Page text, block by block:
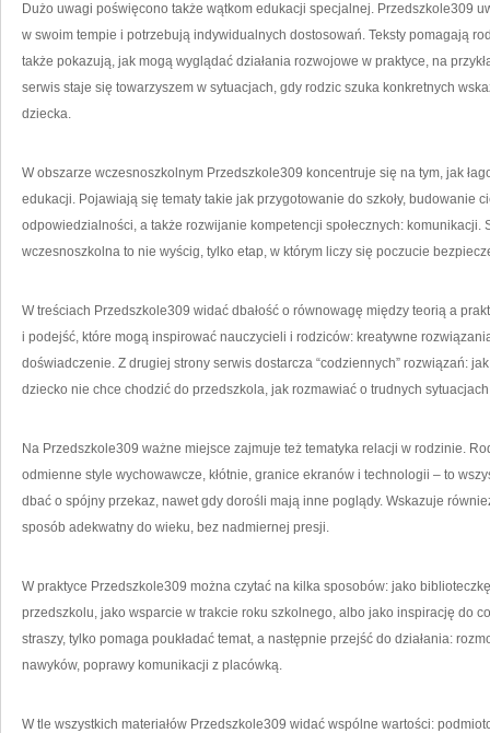
Dużo uwagi poświęcono także wątkom edukacji specjalnej. Przedszkole309
w swoim tempie i potrzebują indywidualnych dostosowań. Teksty pomagają
także pokazują, jak mogą wyglądać działania rozwojowe w praktyce, na
serwis staje się towarzyszem w sytuacjach, gdy rodzic szuka konkretnych
dziecka.
W obszarze wczesnoszkolnym Przedszkole309 koncentruje się na tym, jak
edukacji. Pojawiają się tematy takie jak przygotowanie do szkoły, budowanie
odpowiedzialności, a także rozwijanie kompetencji społecznych: komunikacji.
wczesnoszkolna to nie wyścig, tylko etap, w którym liczy się poczucie
W treściach Przedszkole309 widać dbałość o równowagę między teorią a
i podejść, które mogą inspirować nauczycieli i rodziców: kreatywne
doświadczenie. Z drugiej strony serwis dostarcza “codziennych” rozwiązań:
dziecko nie chce chodzić do przedszkola, jak rozmawiać o trudnych
Na Przedszkole309 ważne miejsce zajmuje też tematyka relacji w rodzinie.
odmienne style wychowawcze, kłótnie, granice ekranów i technologii – to
dbać o spójny przekaz, nawet gdy dorośli mają inne poglądy. Wskazuje
sposób adekwatny do wieku, bez nadmiernej presji.
W praktyce Przedszkole309 można czytać na kilka sposobów: jako
przedszkolu, jako wsparcie w trakcie roku szkolnego, albo jako inspirację do
straszy, tylko pomaga poukładać temat, a następnie przejść do działania:
nawyków, poprawy komunikacji z placówką.
W tle wszystkich materiałów Przedszkole309 widać wspólne wartości: